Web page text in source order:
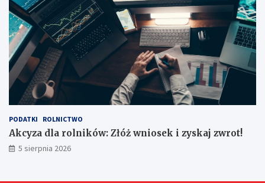
PODATKI ROLNICTWO
Akcyza dla rolników: Złóż wniosek i zyskaj zwrot!
5 sierpnia 2026